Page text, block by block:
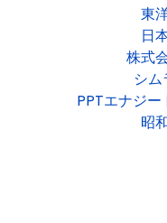
東
日
株式
シ
PPTエナジ
昭